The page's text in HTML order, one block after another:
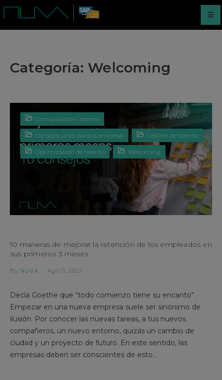
Categoría: Welcoming
Comunicación interna
Consejos útiles para la empresa Gestión de talento
Optimización de talento Welcoming
10 maneras de mejorar la retención de los empleados en
sus primeros 3 meses
By NUVA Ago 11, 2022
Decía Goethe que “todo comienzo tiene su encanto”.
Empezar en una nueva empresa suele ser sinónimo de
ilusión. Por conocer las nuevas tareas, a tus nuevos
compañeros, un nuevo entorno, quizás un cambio de
ciudad y un proyecto de futuro. En este sentido, las
empresas deben ser conscientes de esto...